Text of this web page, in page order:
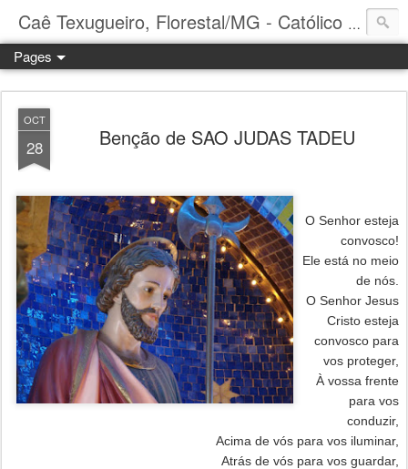
Caê Texugueiro, Florestal/MG - Católico Praticante
Pages
OCT
28 Benção de SAO JUDAS TADEU
O Senhor esteja
convosco!
Ele está no meio
de nós.
O Senhor Jesus
Cristo esteja
convosco para
vos proteger,
À vossa frente
para vos
conduzir,
Acima de vós para vos iluminar,
Atrás de vós para vos guardar,